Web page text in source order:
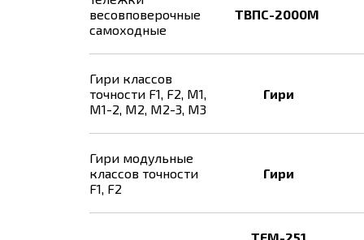
весовповерочные
самоходные
ТВПС-2000М
Гири классов
точности F1, F2, М1,
М1-2, М2, М2-3, М3
Гири
Гири модульные
классов точности
F1, F2
Гири